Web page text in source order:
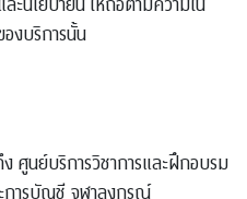
งบริการนั้น
ศูนย์บริการวิชาการและฝึกอบรม
ารบัญชี จุฬาลงกรณ์